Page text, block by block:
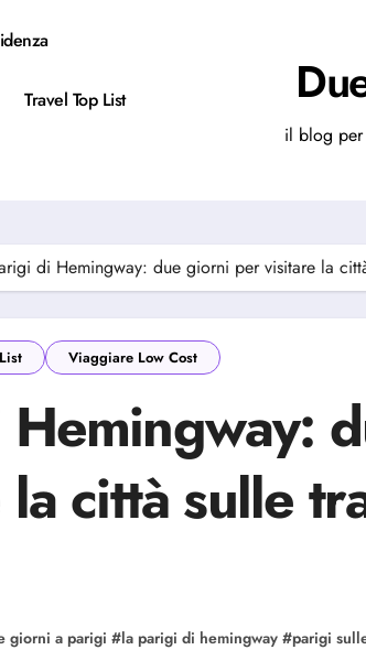
Travel Top List
il blog
di Hemingway: due giorni per visitare la
Viaggiare Low Cost
Hemingway:
città sulle
giorni a parigi #la parigi di hemingway #parigi